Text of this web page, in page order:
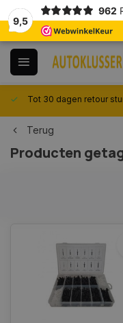
9,5
962
Tot 30 dagen retour
Terug
Producten